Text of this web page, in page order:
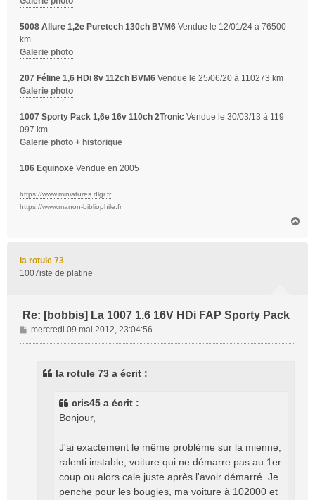
5008 Allure 1,2e Puretech 130ch BVM6 Vendue le 12/01/24 à 76500
km
Galerie photo
207 Féline 1,6 HDi 8v 112ch BVM6 Vendue le 25/06/20 à 110273 km
Galerie photo
1007 Sporty Pack 1,6e 16v 110ch 2Tronic Vendue le 30/03/13 à 119
097 km.
Galerie photo + historique
106 Equinoxe Vendue en 2005
https://www.miniatures.dlgr.fr
https://www.manon-bibliophile.fr
la rotule 73
1007iste de platine
Re: [bobbis] La 1007 1.6 16V HDi FAP Sporty Pack
M
e
mercredi 09 mai 2012, 23:04:56
la rotule 73 a écrit :
cris45 a écrit :
Bonjour,
J'ai exactement le même problème sur la mienne,
ralenti instable, voiture qui ne démarre pas au 1er
coup ou alors cale juste après l'avoir démarré. Je
penche pour les bougies, ma voiture à 102000 et